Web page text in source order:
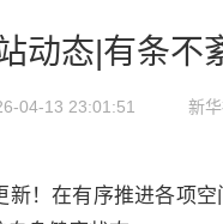
动态|有条不
04-13 23:01:51 新
新！在有序推进各项